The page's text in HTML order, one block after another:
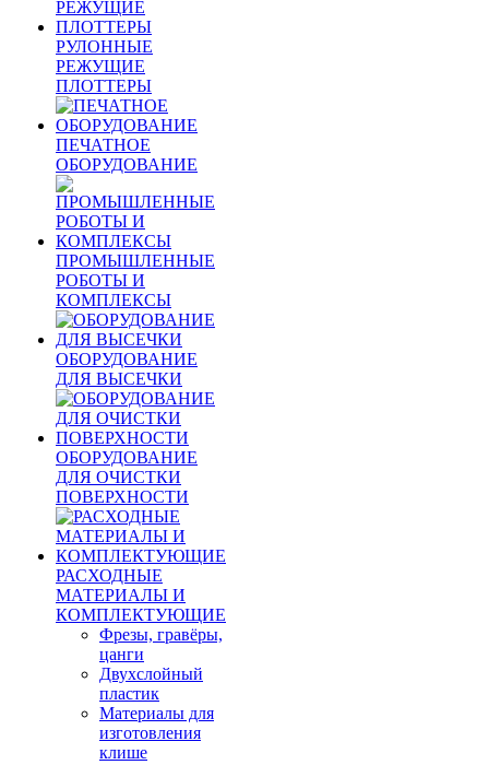
РУЛОННЫЕ
РЕЖУЩИЕ
ПЛОТТЕРЫ
ПЕЧАТНОЕ
ОБОРУДОВАНИЕ
ПРОМЫШЛЕННЫЕ
РОБОТЫ И
КОМПЛЕКСЫ
ОБОРУДОВАНИЕ
ДЛЯ ВЫСЕЧКИ
ОБОРУДОВАНИЕ
ДЛЯ ОЧИСТКИ
ПОВЕРХНОСТИ
РАСХОДНЫЕ
МАТЕРИАЛЫ И
КОМПЛЕКТУЮЩИЕ
Фрезы, гравёры,
цанги
Двухслойный
пластик
Материалы для
изготовления
клише